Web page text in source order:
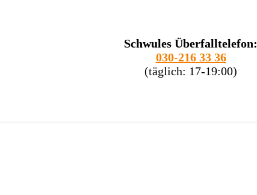
Schwules Überfalltelefon:
030-216 33 36
(täglich: 17-19:00)